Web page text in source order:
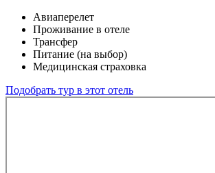
Авиаперелет
Проживание в отеле
Трансфер
Питание (на выбор)
Медицинская страховка
Подобрать тур в этот отель